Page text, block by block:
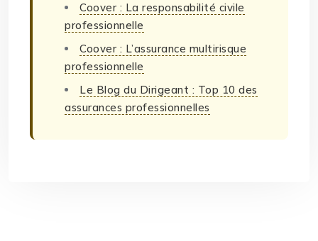
Coover : La responsabilité civile
professionnelle
Coover : L’assurance multirisque
professionnelle
Le Blog du Dirigeant : Top 10 des
assurances professionnelles